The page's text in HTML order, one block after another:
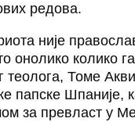
редова.
није
онолико колико
теолога, Томе
папске Шпаније,
за превласт у